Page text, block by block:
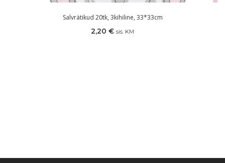
Salvrätikud 20tk, 3kihiline, 33*33cm
2,20 € sis. KM